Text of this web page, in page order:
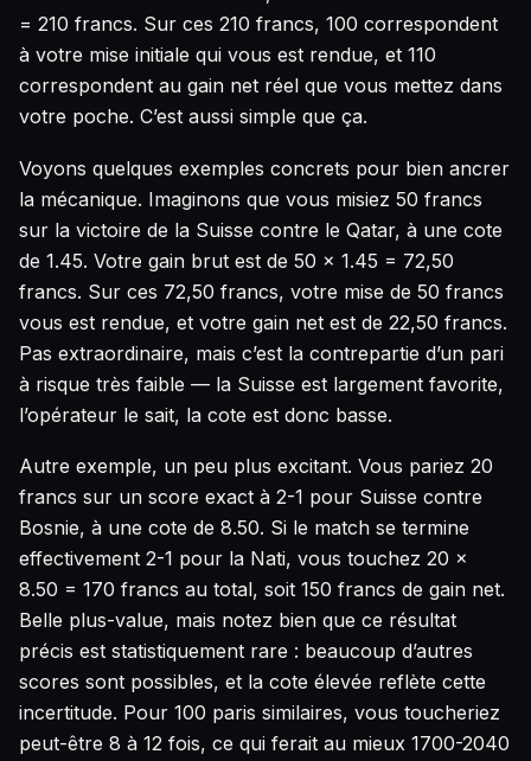
= 210 francs. Sur ces 210 francs, 100 correspondent
à votre mise initiale qui vous est rendue, et 110
correspondent au gain net réel que vous mettez dans
votre poche. C’est aussi simple que ça.
Voyons quelques exemples concrets pour bien ancrer
la mécanique. Imaginons que vous misiez 50 francs
sur la victoire de la Suisse contre le Qatar, à une cote
de 1.45. Votre gain brut est de 50 × 1.45 = 72,50
francs. Sur ces 72,50 francs, votre mise de 50 francs
vous est rendue, et votre gain net est de 22,50 francs.
Pas extraordinaire, mais c’est la contrepartie d’un pari
à risque très faible — la Suisse est largement favorite,
l’opérateur le sait, la cote est donc basse.
Autre exemple, un peu plus excitant. Vous pariez 20
francs sur un score exact à 2-1 pour Suisse contre
Bosnie, à une cote de 8.50. Si le match se termine
effectivement 2-1 pour la Nati, vous touchez 20 ×
8.50 = 170 francs au total, soit 150 francs de gain net.
Belle plus-value, mais notez bien que ce résultat
précis est statistiquement rare : beaucoup d’autres
scores sont possibles, et la cote élevée reflète cette
incertitude. Pour 100 paris similaires, vous toucheriez
peut-être 8 à 12 fois, ce qui ferait au mieux 1700-2040